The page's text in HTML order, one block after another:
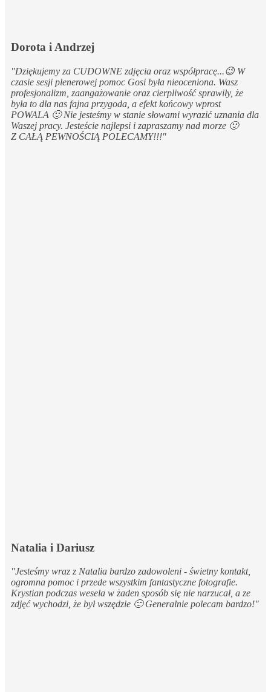
Dorota i Andrzej
"Dziękujemy za CUDOWNE zdjęcia oraz współpracę...😉 W
czasie sesji plenerowej pomoc Gosi była nieoceniona. Wasz
profesjonalizm, zaangażowanie oraz cierpliwość sprawiły, że
była to dla nas fajna przygoda, a efekt końcowy wprost
POWALA 🙂 Nie jesteśmy w stanie słowami wyrazić uznania dla
Waszej pracy. Jesteście najlepsi i zapraszamy nad morze 🙂
Z CAŁĄ PEWNOŚCIĄ POLECAMY!!!"
Natalia i Dariusz
"Jesteśmy wraz z Natalia bardzo zadowoleni - świetny kontakt,
ogromna pomoc i przede wszystkim fantastyczne fotografie.
Krystian podczas wesela w żaden sposób się nie narzucał, a ze
zdjęć wychodzi, że był wszędzie 🙂 Generalnie polecam bardzo!"